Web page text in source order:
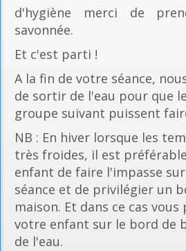
d'hygiène merci de
savonnée.
Et c'est parti !
A la fin de votre séance,
de sortir de l'eau pour que
groupe suivant puissent
NB : En hiver lorsque les
très froides, il est
enfant de faire l'impasse
séance et de privilégier un
maison. Et dans ce cas
votre enfant sur le bord de
de l'eau.